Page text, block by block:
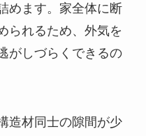
めます。家全体に断
られるため、外気を
がしづらくできるの
造材同士の隙間が少